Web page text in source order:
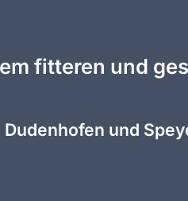
fitteren und
und